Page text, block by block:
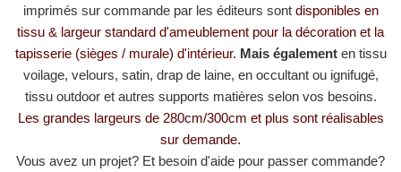
imprimés sur commande par les éditeurs sont disponibles en
tissu & largeur standard d'ameublement pour la décoration et la
tapisserie (sièges / murale) d'intérieur. Mais égalementen tissu
voilage, velours, satin, drap de laine, en occultant ou ignifugé,
tissu outdoor et autres supports matières selon vos besoins.
Les grandes largeurs de 280cm/300cm et plus sont réalisables
sur demande.
Vous avez un projet? Et besoin d'aide pour passer commande?